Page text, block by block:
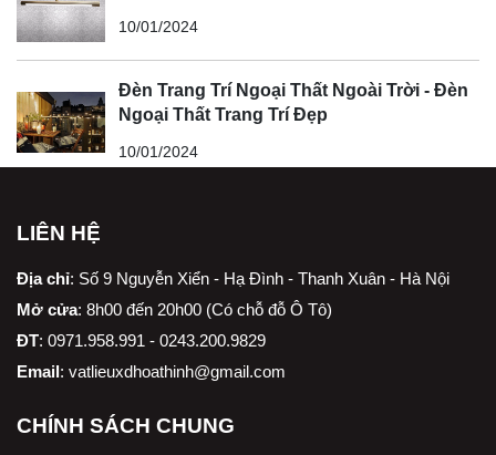
10/01/2024
Đèn Trang Trí Ngoại Thất Ngoài Trời - Đèn
Ngoại Thất Trang Trí Đẹp
10/01/2024
LIÊN HỆ
Địa chỉ: Số 9 Nguyễn Xiển - Hạ Đình - Thanh Xuân - Hà Nội
Mở cửa: 8h00 đến 20h00 (Có chỗ đỗ Ô Tô)
ĐT: 0971.958.991 - 0243.200.9829
Email: vatlieuxdhoathinh@gmail.com
CHÍNH SÁCH CHUNG